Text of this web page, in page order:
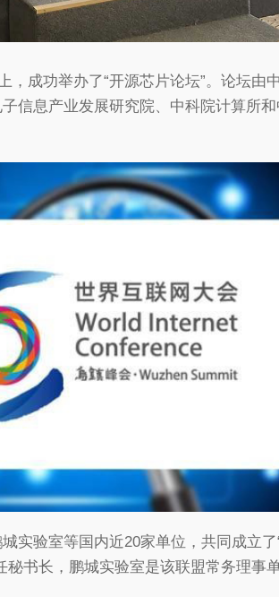
，成功举办了“开源芯片论坛”。论坛由
信息产业发展研究院、中科院计算所
实验室等国内近20家单位，共同成立
书长，鹏城实验室是该联盟常务理事